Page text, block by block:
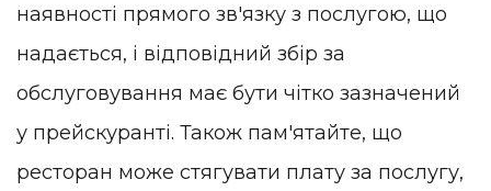
наявності прямого зв'язку з послугою, що
надається, і відповідний збір за
обслуговування має бути чітко зазначений
у прейскуранті. Також пам'ятайте, що
ресторан може стягувати плату за послугу,